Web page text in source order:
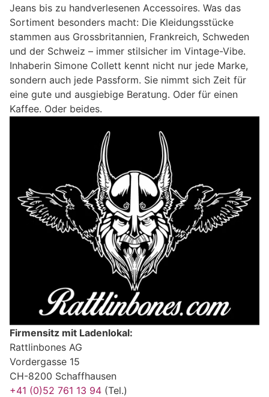
Jeans bis zu handverlesenen Accessoires. Was das
Sortiment besonders macht: Die Kleidungsstücke
stammen aus Grossbritannien, Frankreich, Schweden
und der Schweiz – immer stilsicher im Vintage-Vibe.
Inhaberin Simone Collett kennt nicht nur jede Marke,
sondern auch jede Passform. Sie nimmt sich Zeit für
eine gute und ausgiebige Beratung. Oder für einen
Kaffee. Oder beides.
Firmensitz mit Ladenlokal:
Rattlinbones AG
Vordergasse 15
CH-8200 Schaffhausen
+41 (0)52 761 13 94 (Tel.)